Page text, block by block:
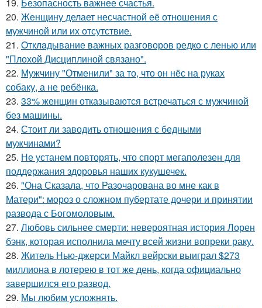
19. Безопасность важнее счастья.
20. Женщину делает несчастной её отношения с
мужчиной или их отсутствие.
21. Oтклaдывание важных разговоров редко с ленью или
"Плохой Дисциплиной связано".
22. Мужчину "Отменили" за то, что он нёс на руках
собаку, а не ребёнка.
23. 33% женщин отказываются встречаться с мужчиной
без машины.
24. Стоит ли заводить отношения с бедными
мужчинами?
25. Не устанем повторять, что спорт мегаполезен для
поддержания здоровья наших кукушечек.
26. "Она Сказала, что Разочарована во мне как в
Матери": мороз о сложном пубертате дочери и принятии
развода с Богомоловым.
27. Любовь сильнее смерти: невероятная история Лорен
бэнк, которая исполнила мечту всей жизни вопреки раку.
28. Житель Нью-джерси Майкл вейрски выиграл $273
миллиона в лотерею в тот же день, когда официально
завершился его развод.
29. Мы любим усложнять.